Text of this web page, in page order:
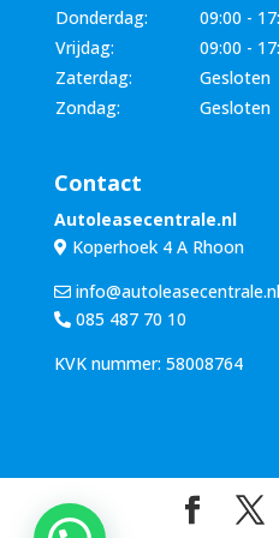
Donderdag:
09:00 -
Vrijdag:
09:00 -
Zaterdag:
Gesloten
Zondag:
Gesloten
Contact
Autoleasecentrale.nl
Koperhoek 4 A Rhoon
info@autoleasecentrale.nl
085 487 70 10
KVK nummer: 58008764